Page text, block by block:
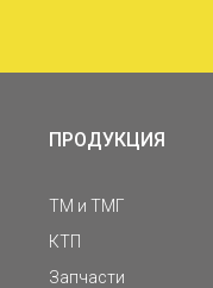
ПРОДУКЦИЯ
ТМ и ТМГ
КТП
Запчасти